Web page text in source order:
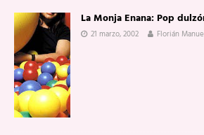
La Monja Enana: Pop
21 marzo, 2002 Florián